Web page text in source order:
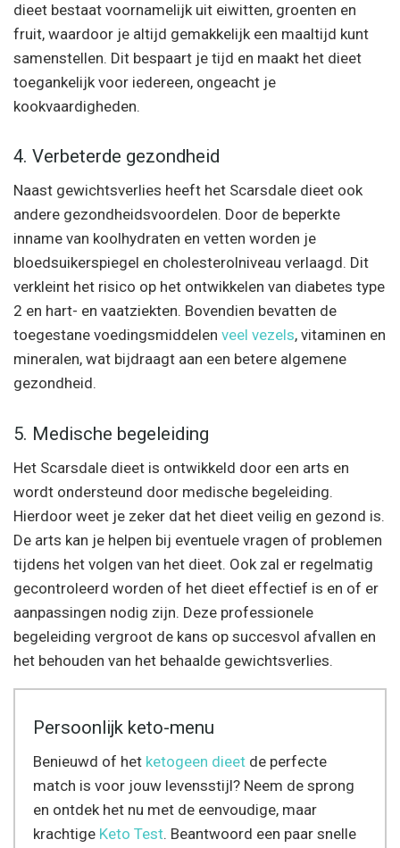
dieet bestaat voornamelijk uit eiwitten, groenten en
fruit, waardoor je altijd gemakkelijk een maaltijd kunt
samenstellen. Dit bespaart je tijd en maakt het dieet
toegankelijk voor iedereen, ongeacht je
kookvaardigheden.
4. Verbeterde gezondheid
Naast gewichtsverlies heeft het Scarsdale dieet ook
andere gezondheidsvoordelen. Door de beperkte
inname van koolhydraten en vetten worden je
bloedsuikerspiegel en cholesterolniveau verlaagd. Dit
verkleint het risico op het ontwikkelen van diabetes type
2 en hart- en vaatziekten. Bovendien bevatten de
toegestane voedingsmiddelen veel vezels, vitaminen en
mineralen, wat bijdraagt aan een betere algemene
gezondheid.
5. Medische begeleiding
Het Scarsdale dieet is ontwikkeld door een arts en
wordt ondersteund door medische begeleiding.
Hierdoor weet je zeker dat het dieet veilig en gezond is.
De arts kan je helpen bij eventuele vragen of problemen
tijdens het volgen van het dieet. Ook zal er regelmatig
gecontroleerd worden of het dieet effectief is en of er
aanpassingen nodig zijn. Deze professionele
begeleiding vergroot de kans op succesvol afvallen en
het behouden van het behaalde gewichtsverlies.
Persoonlijk keto-menu
Benieuwd of het ketogeen dieet de perfecte
match is voor jouw levensstijl? Neem de sprong
en ontdek het nu met de eenvoudige, maar
krachtige Keto Test. Beantwoord een paar snelle